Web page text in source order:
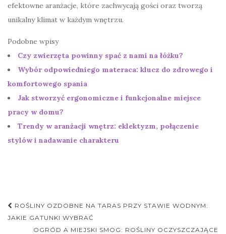
efektowne aranżacje, które zachwycają gości oraz tworzą
unikalny klimat w każdym wnętrzu.
Podobne wpisy
Czy zwierzęta powinny spać z nami na łóżku?
Wybór odpowiedniego materaca: klucz do zdrowego i
komfortowego spania
Jak stworzyć ergonomiczne i funkcjonalne miejsce
pracy w domu?
Trendy w aranżacji wnętrz: eklektyzm, połączenie
stylów i nadawanie charakteru
Nawigacja
postu
ROŚLINY OZDOBNE NA TARAS PRZY STAWIE WODNYM:
JAKIE GATUNKI WYBRAĆ
OGRÓD A MIEJSKI SMOG: ROŚLINY OCZYSZCZAJĄCE